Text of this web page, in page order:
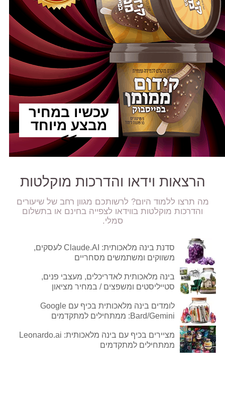
עכשיו במחיר
מבצע מיוחד
>>
הרצאות וידאו והדרכות מוקלטות
מה תרצו ללמוד היום? לרשותכם מגוון רחב של שיעורים
והדרכות מוקלטות בווידאו לצפייה בחינם או בתשלום
סמלי.
סדנת בינה מלאכותית: Claude.AI לעסקים,
משווקים ומשתמשים מסחריים
בינה מלאכותית לאדריכלים, מעצבי פנים,
סטייליסטים ומשפצים / במחיר מציאון
לומדים בינה מלאכותית בכיף עם Google
Bard/Gemini: ממתחילים למתקדמים
מציירים בכיף עם בינה מלאכותית: Leonardo.ai
ממתחילים למתקדמים